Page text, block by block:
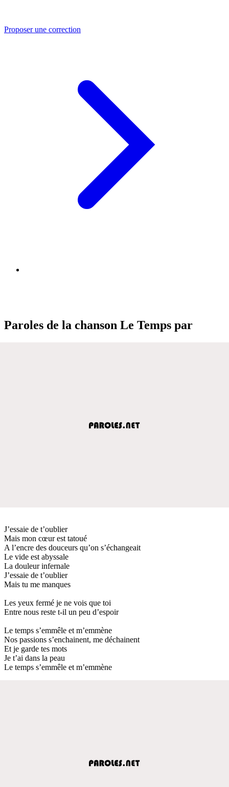
Proposer une correction
Paroles de la chanson Le Temps par
J’essaie de t’oublier
Mais mon cœur est tatoué
A l’encre des douceurs qu’on s’échangeait
Le vide est abyssale
La douleur infernale
J’essaie de t’oublier
Mais tu me manques
Les yeux fermé je ne vois que toi
Entre nous reste t-il un peu d’espoir
Le temps s’emmêle et m’emmène
Nos passions s’enchainent, me déchainent
Et je garde tes mots
Je t’ai dans la peau
Le temps s’emmêle et m’emmène